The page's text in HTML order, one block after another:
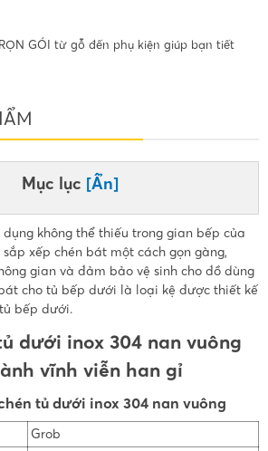
GÓI từ gỗ đến phụ kiện giúp bạn tiết
Mục lục [Ẩn]
không thể thiếu trong gian bếp của
xếp chén bát một cách gọn gàng,
gian và đảm bảo vệ sinh cho đồ dùng
cho tủ bếp dưới là loại kệ được thiết kế
bếp dưới.
dưới inox 304 nan vuông
vĩnh viễn han gỉ
tủ dưới inox 304 nan vuông
Grob